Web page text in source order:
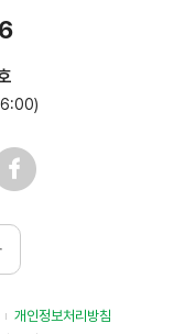
개인정보처리방침